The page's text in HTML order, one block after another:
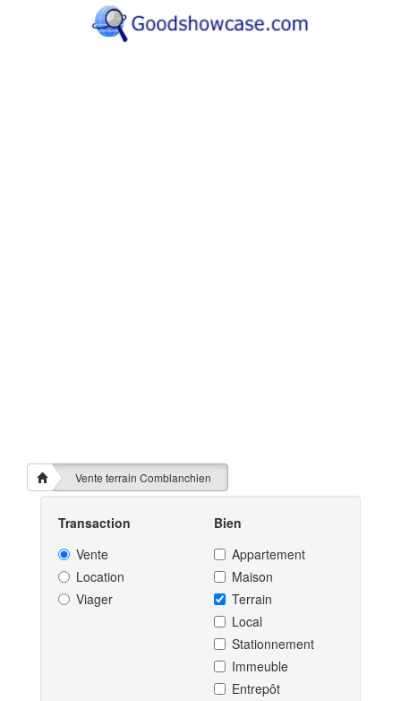
Vente terrain Comblanchien
Transaction
Vente
Location
Viager
Bien
Appartement
Maison
Terrain
Local
Stationnement
Immeuble
Entrepôt